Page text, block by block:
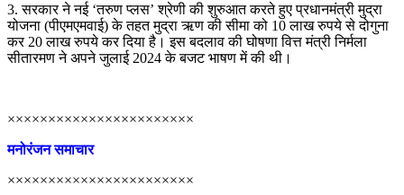
3. सरकार ने नई ‘तरुण प्लस’ श्रेणी की शुरुआत करते हुए प्रधानमंत्री मुद्रा
योजना (पीएमएमवाई) के तहत मुद्रा ऋण की सीमा को 10 लाख रुपये से दोगुना
कर 20 लाख रुपये कर दिया है। इस बदलाव की घोषणा वित्त मंत्री निर्मला
सीतारमण ने अपने जुलाई 2024 के बजट भाषण में की थी।
×××××××××××××××××××××××
मनोरंजन समाचार
×××××××××××××××××××××××